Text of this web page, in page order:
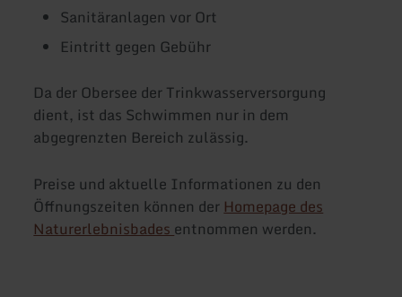
Sanitäranlagen vor Ort
Eintritt gegen Gebühr
Da der Obersee der Trinkwasserversorgung
dient, ist das Schwimmen nur in dem
abgegrenzten Bereich zulässig.
Preise und aktuelle Informationen zu den
Öffnungszeiten können der Homepage des
Naturerlebnisbades entnommen werden.